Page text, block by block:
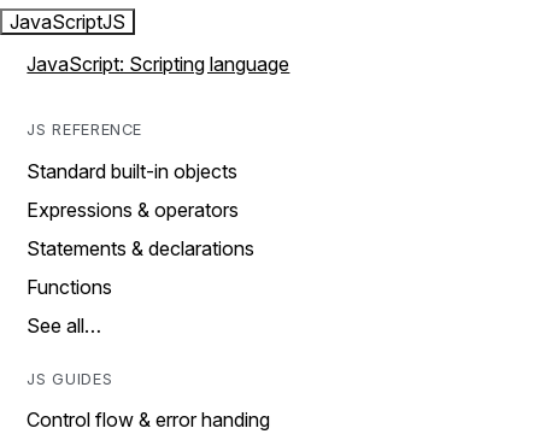
JavaScriptJS
JavaScript: Scripting language
JS REFERENCE
Standard built-in objects
Expressions & operators
Statements & declarations
Functions
See all…
JS GUIDES
Control flow & error handing